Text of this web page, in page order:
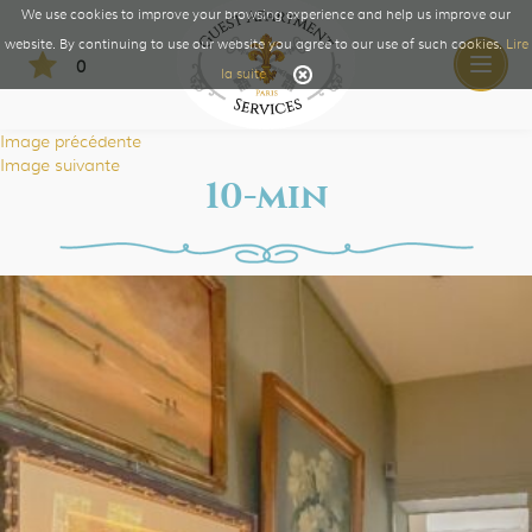
0
Toggle
Image précédente
Image suivante
10-min
We use cookies to improve your browsing experience and help us improve our
website. By continuing to use our website you agree to our use of such cookies. Lire
la suite